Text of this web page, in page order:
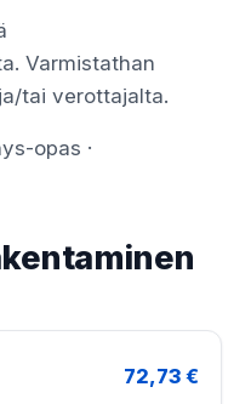
Varmistathan
tai verottajalta.
opas ·
72,73 €